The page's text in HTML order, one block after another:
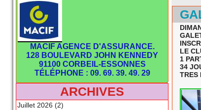
MACIF AGENCE D'ASSURANCE.
128 BOULEVARD JOHN KENNEDY
91100 CORBEIL-ESSONNES
TÉLÉPHONE : 09. 69. 39. 49. 29
ARCHIVES
Juillet 2026 (2)
LE
1
34
TRES